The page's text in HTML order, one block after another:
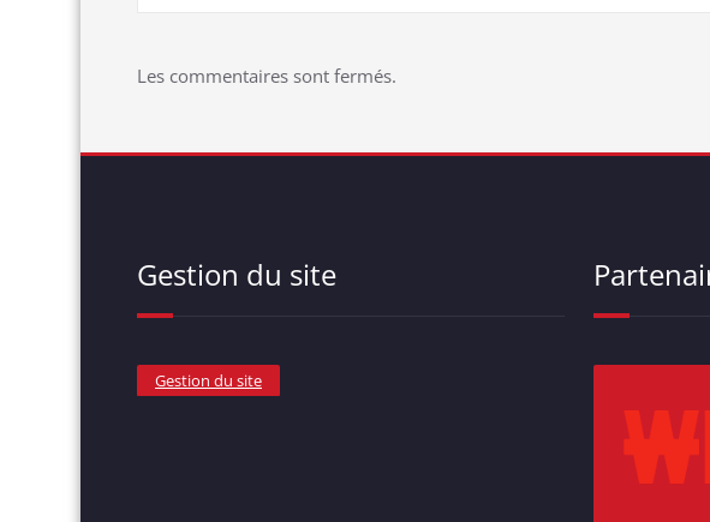
Les commentaires sont fermés.
Gestion du site
Gestion du site